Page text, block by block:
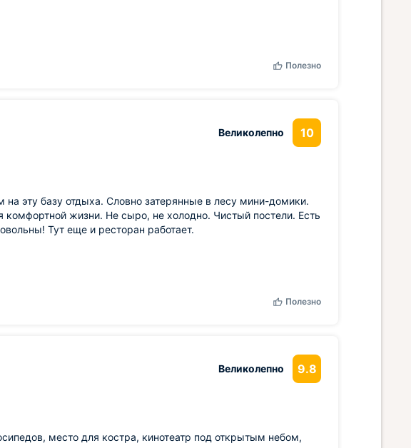
Полезно
Великолепно 10
эту базу отдыха. Словно затерянные в лесу мини-домики.
комфортной жизни. Не сыро, не холодно. Чистый постели. Есть
Тут еще и ресторан работает.
Полезно
Великолепно 9.8
место для костра, кинотеатр под открытым небом,